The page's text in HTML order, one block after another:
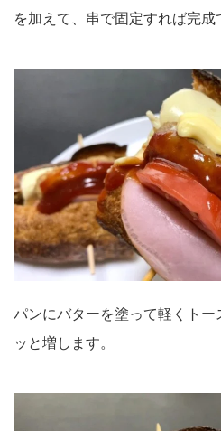
を加えて、串で固定すれば完成
パンにバターを塗って軽くト
ッと増します。